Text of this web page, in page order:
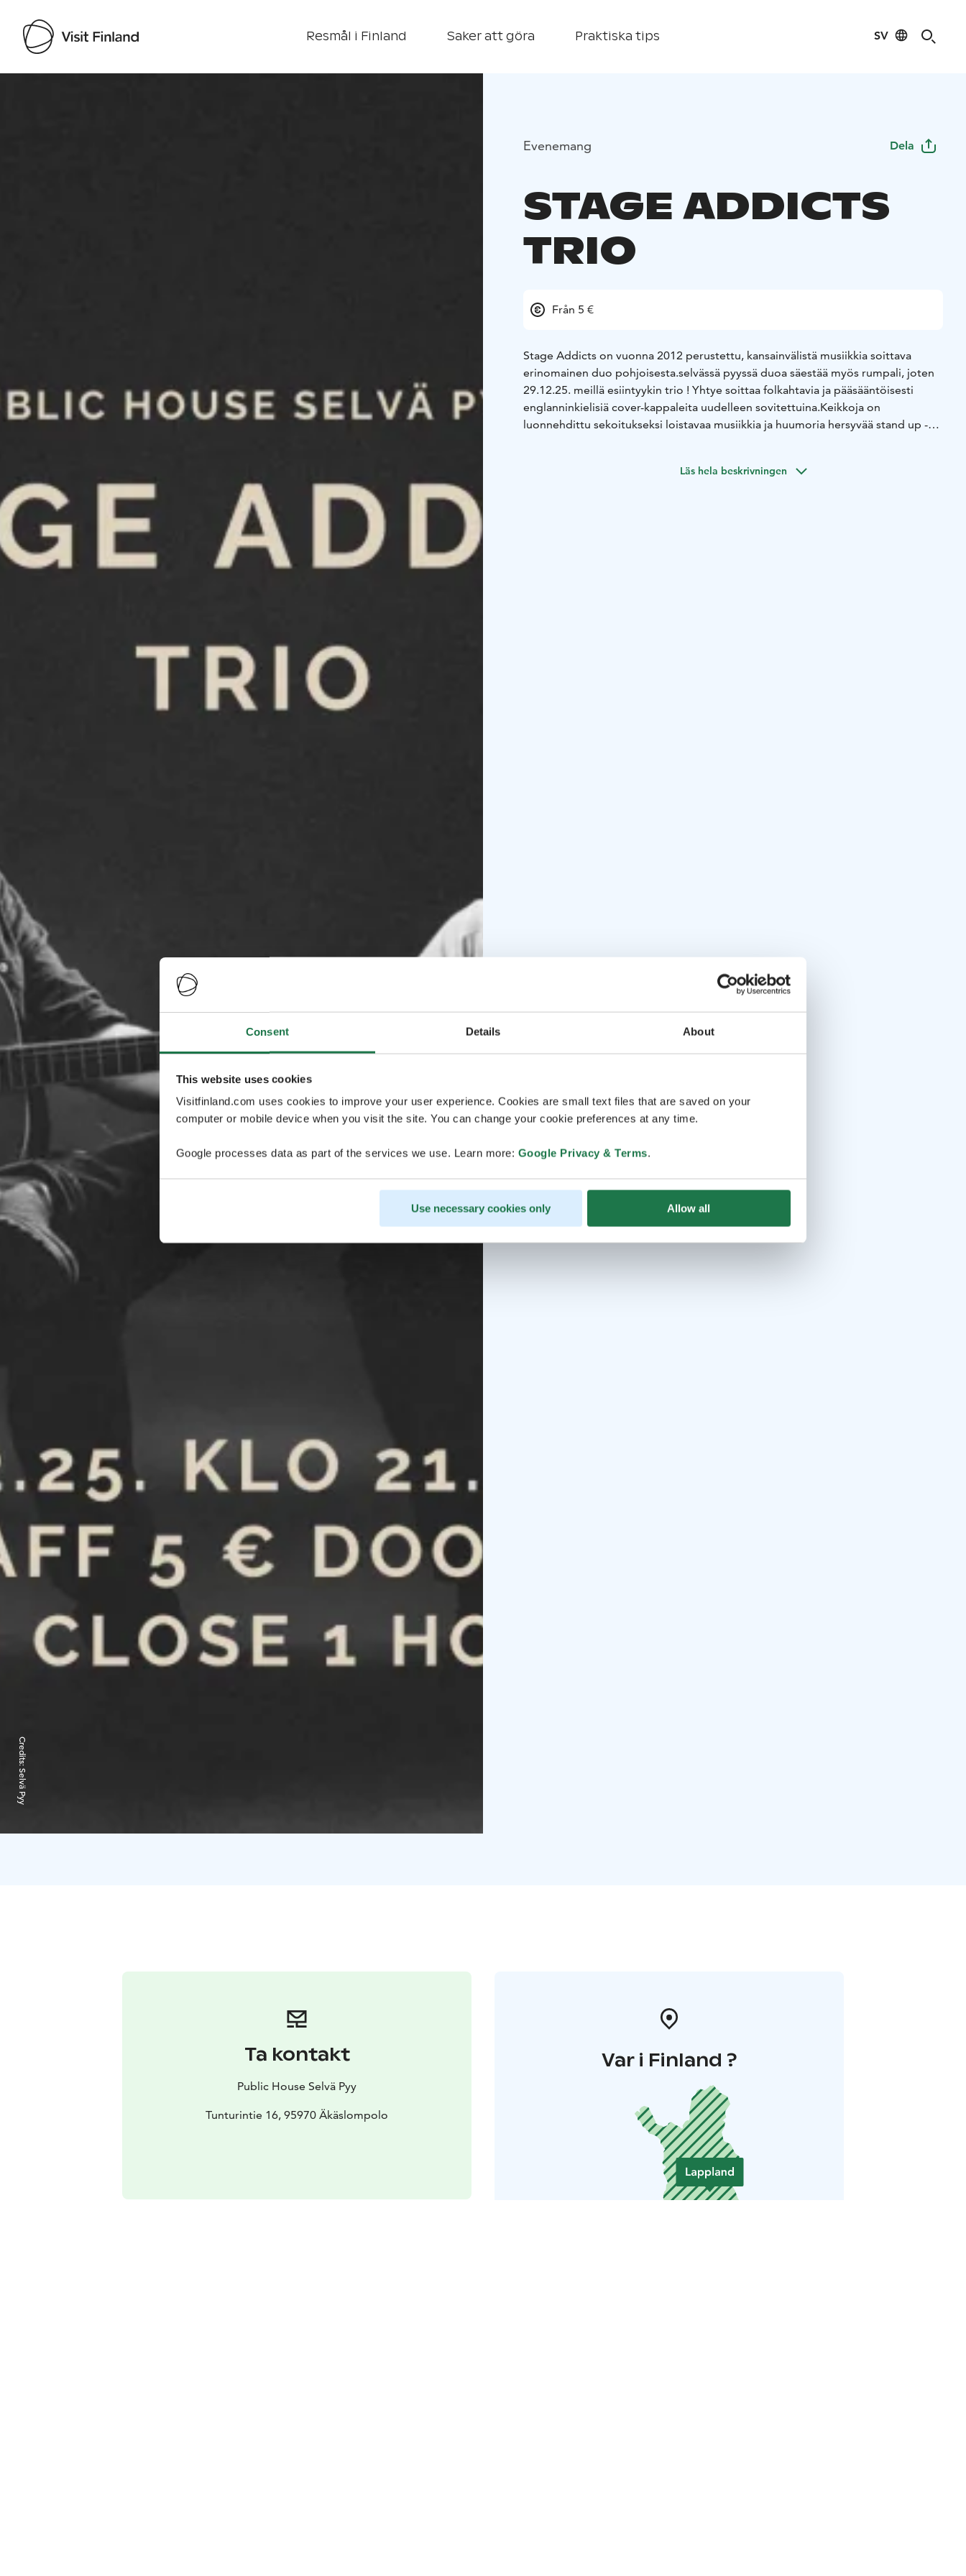
Consent Details About
This website uses cookies
Visitfinland.com uses cookies to improve your user experience. Cookies are small text files that are saved on your
computer or mobile device when you visit the site. You can change your cookie preferences at any time.
Google processes data as part of the services we use. Learn more: Google Privacy & Terms.
Use necessary cookies only Allow all
Resmål i Finland Saker att göra Praktiska tips SV
Credits:
Selvä Pyy
Evenemang Dela
STAGE ADDICTS
TRIO
Från 5 €
Stage Addicts on vuonna 2012 perustettu, kansainvälistä musiikkia soittava
erinomainen duo pohjoisesta.selvässä pyyssä duoa säestää myös rumpali, joten
29.12.25. meillä esiintyykin trio ! Yhtye soittaa folkahtavia ja pääsääntöisesti
englanninkielisiä cover-kappaleita uudelleen sovitettuina.Keikkoja on
luonnehdittu sekoitukseksi loistavaa musiikkia ja huumoria hersyvää stand up -
Läs hela beskrivningen
Ta kontakt
Public House Selvä Pyy
Tunturintie 16, 95970 Äkäslompolo
Var i Finland ?